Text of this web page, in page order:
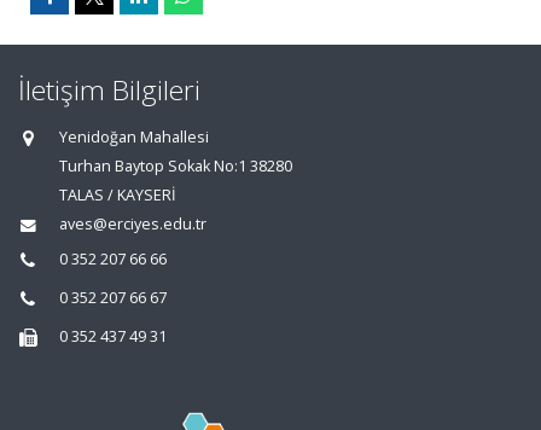
İletişim Bilgileri
Yenidoğan Mahallesi
Turhan Baytop Sokak No:1 38280
TALAS / KAYSERİ
aves@erciyes.edu.tr
0 352 207 66 66
0 352 207 66 67
0 352 437 49 31